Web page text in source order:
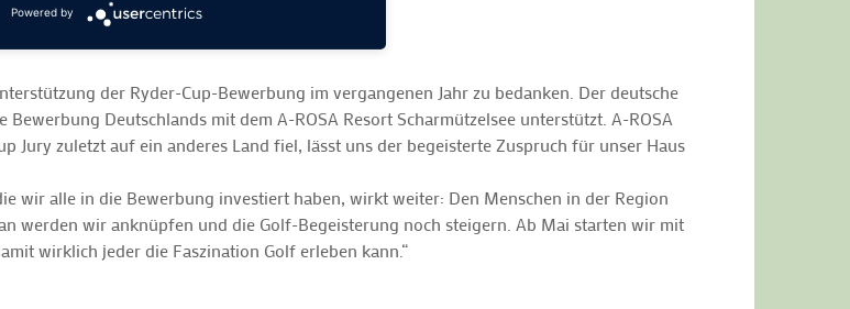
der Ryder-Cup-Bewerbung im vergangenen Jahr zu bedanken. Der deutsche
Deutschlands mit dem A-ROSA Resort Scharmützelsee unterstützt. A-ROSA
Jury zuletzt auf ein anderes Land fiel, lässt uns der begeisterte Zuspruch für unser Haus
wir alle in die Bewerbung investiert haben, wirkt weiter: Den Menschen in der Region
werden wir anknüpfen und die Golf-Begeisterung noch steigern. Ab Mai starten wir mit
wirklich jeder die Faszination Golf erleben kann.“
Powered by